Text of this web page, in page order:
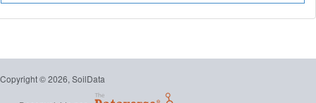
Copyright © 2026, SoilData